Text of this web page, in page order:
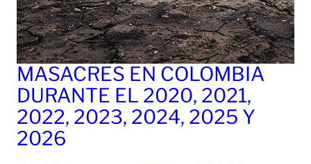
MASACRES EN COLOMBIA
DURANTE EL 2020, 2021,
2022, 2023, 2024, 2025 Y
2026